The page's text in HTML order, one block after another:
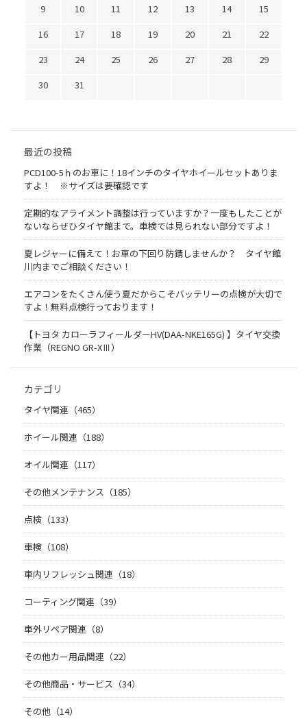
9 10 11 12 13 14
15
16
17 18 19 20 21
22
23
24 25 26 27 28
29
30
31
最近の投稿
PCD100-5ｈのお車に！18インチのタイヤホイールセットありま
すよ！ ※サイズは要確認です
定期的なアライメント調整は行っていますか？一度もしたことが
ないならぜひタイヤ館まで。車検では見られない部分ですよ！
夏レジャーに備えて！お車の下回り防錆しませんか？ タイヤ館
川内までご相談ください！
エアコンをたくさん使う夏だからこそバッテリーの点検が大切で
すよ！無料点検行っております！
【トヨタ カローラフィールダーHV(DAA-NKE165G) 】タイヤ交換
作業（REGNO GR-XⅢ）
カテゴリ
タイヤ関連（465）
ホイール関連（188）
オイル関連（117）
その他メンテナンス（185）
点検（133）
車検（108）
車内リフレッシュ関連（18）
コーティング関連（39）
車外リペア関連（8）
その他カー用品関連（22）
その他商品・サービス（34）
その他（14）